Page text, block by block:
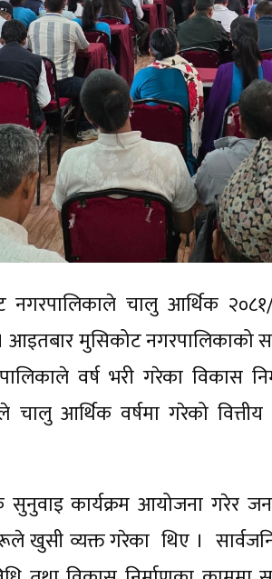
चालु आर्थिक
आइतबार मुसिकोट नगरपालिकाको
वर्ष भरी गरेका विकास
चालु आर्थिक वर्षमा गरेको
सुनुवाइ कार्यक्रम आयोजना गरेर
खुसी व्यक्त गरेका थिए ।